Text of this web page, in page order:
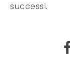
successi.